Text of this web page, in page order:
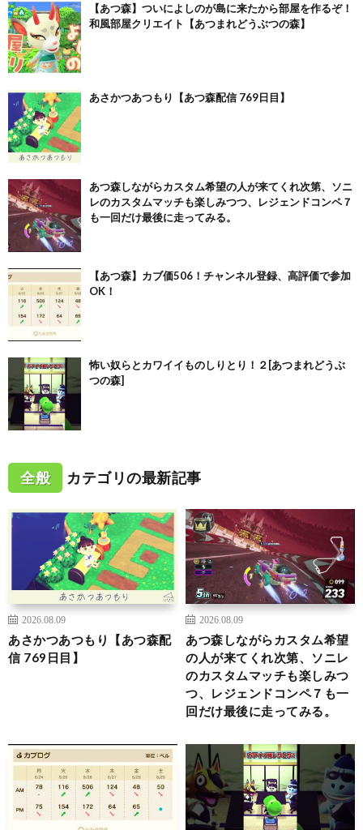
【あつ森】ついによしのが島に来たから部屋を作るぞ！
和風部屋クリエイト【あつまれどうぶつの森】
あさかつあつもり【あつ森配信 769日目】
あつ森しながらカスタム希望の人が来てくれ次第、ソニ
レのカスタムマッチも楽しみつつ、レジェンドコンペ７
も一回だけ最後に走ってみる。
【あつ森】カブ価506！チャンネル登録、高評価で参加
OK！
怖い奴らとカワイイものしりとり！２[あつまれどうぶ
つの森]
全般 カテゴリの最新記事
2026.08.09
あさかつあつもり【あつ森配
信 769日目】
2026.08.09
あつ森しながらカスタム希望
の人が来てくれ次第、ソニレ
のカスタムマッチも楽しみつ
つ、レジェンドコンペ７も一
回だけ最後に走ってみる。